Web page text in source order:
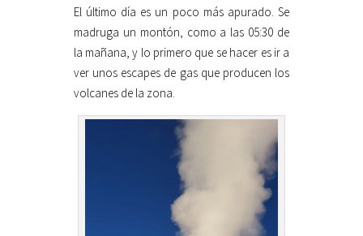
El último día es un poco más apurado. Se
madruga un montón, como a las 05:30 de
la mañana, y lo primero que se hacer es ir a
ver unos escapes de gas que producen los
volcanes de la zona.